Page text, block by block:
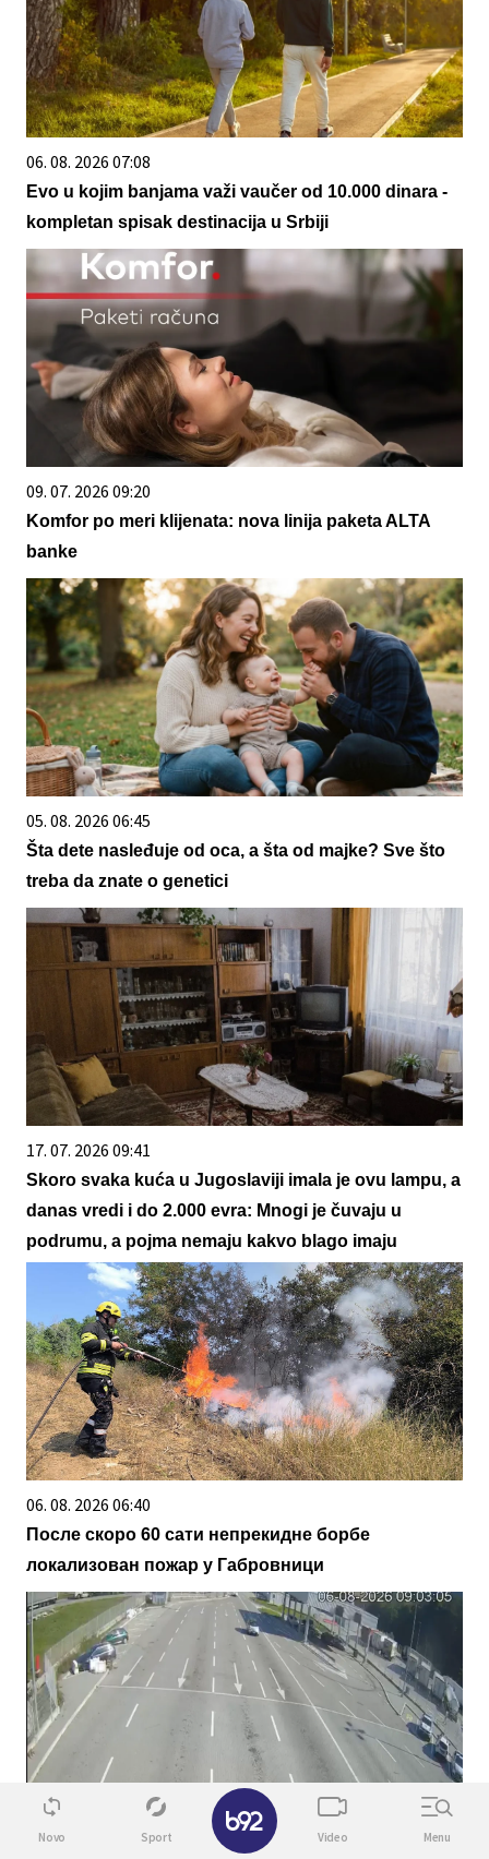
06. 08. 2026 07:08
Evo u kojim banjama važi vaučer od 10.000 dinara -
kompletan spisak destinacija u Srbiji
09. 07. 2026 09:20
Komfor po meri klijenata: nova linija paketa ALTA
banke
05. 08. 2026 06:45
Šta dete nasleđuje od oca, a šta od majke? Sve što
treba da znate o genetici
17. 07. 2026 09:41
Skoro svaka kuća u Jugoslaviji imala je ovu lampu, a
danas vredi i do 2.000 evra: Mnogi je čuvaju u
podrumu, a pojma nemaju kakvo blago imaju
06. 08. 2026 06:40
После скоро 60 сати непрекидне борбе
локализован пожар у Габровници
06. 08. 2026 08:27
Novo Sport Video Menu
✕